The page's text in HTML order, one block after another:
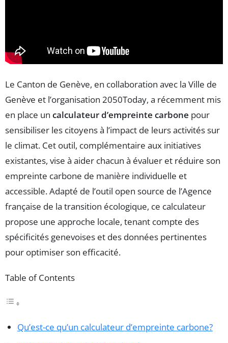
Le Canton de Genève, en collaboration avec la Ville de
Genève et l’organisation 2050Today, a récemment mis
en place un calculateur d’empreinte carbone pour
sensibiliser les citoyens à l’impact de leurs activités sur
le climat. Cet outil, complémentaire aux initiatives
existantes, vise à aider chacun à évaluer et réduire son
empreinte carbone de manière individuelle et
accessible. Adapté de l’outil open source de l’Agence
française de la transition écologique, ce calculateur
propose une approche locale, tenant compte des
spécificités genevoises et des données pertinentes
pour optimiser son efficacité.
Table of Contents
Qu’est-ce qu’un calculateur d’empreinte carbone?